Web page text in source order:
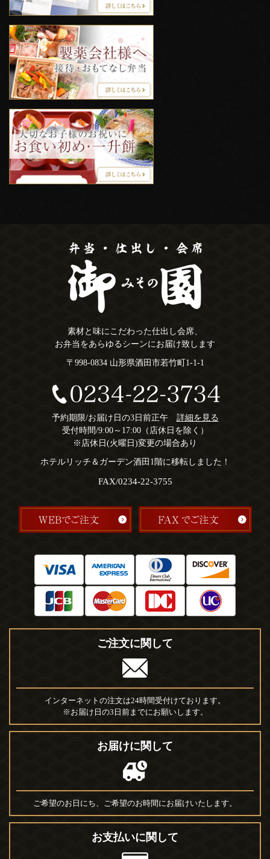
素材と味にこだわった仕出し会席、
お弁当をあらゆるシーンにお届け致します
〒998-0834 山形県酒田市若竹町1-1-1
予約期限/お届け日の3日前正午 詳細を見る
受付時間/9:00～17:00（店休日を除く）
※店休日(火曜日)変更の場合あり
ホテルリッチ＆ガーデン酒田1階に移転しました！
FAX/0234-22-3755
ご注文に関して
インターネットの注文は24時間受付けております。
※お届け日の3日前までにお願いします。
お届けに関して
ご希望のお日にち、ご希望のお時間にお届けいたします。
お支払いに関して